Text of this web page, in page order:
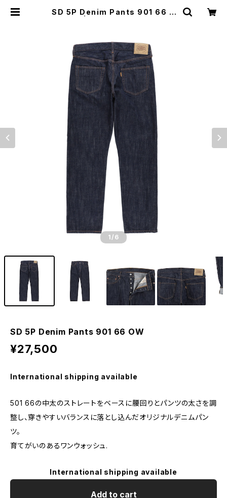
SD 5P Denim Pants 901 66 O
1 /6
SD 5P Denim Pants 901 66 OW
¥27,500
International shipping available
501 66の中太のストレートをベースに腰回りとパンツの太さを調
整し、穿きやすいバランスに落とし込んだオリジナルデニムパン
ツ。
育てがいのあるワンウォッシュ.
International shipping available
Add to cart